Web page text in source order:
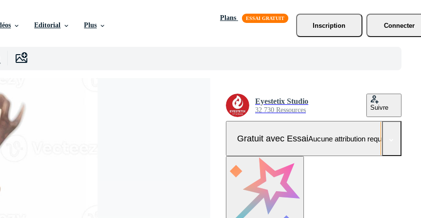
Editorial Plus
Plans
Inscription
Connecter
Eyestetix Studio
32 730 Ressources Suivre
Gratuit avec EssaiAucune attribution requise